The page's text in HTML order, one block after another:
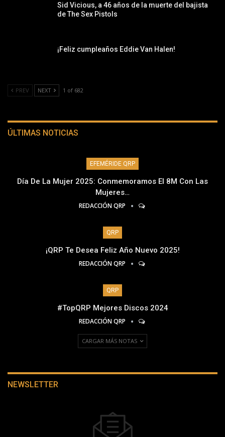
Sid Vicious, a 46 años de la muerte del bajista
de The Sex Pistols
¡Feliz cumpleaños Eddie Van Halen!
PREV NEXT 1 of 682
ÚLTIMAS NOTICIAS
EFEMÉRIDE QRP
Día De La Mujer 2025: Conmemoramos El 8M Con Las
Mujeres…
REDACCIÓN QRP
QRP
¡QRP Te Desea Feliz Año Nuevo 2025!
REDACCIÓN QRP
QRP
#TopQRP Mejores Discos 2024
REDACCIÓN QRP
CARGAR MÁS NOTAS
NEWSLETTER